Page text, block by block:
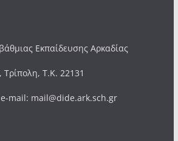
Εκπαίδευσης Αρκαδίας
Τ.Κ. 22131
mail: mail@dide.ark.sch.gr